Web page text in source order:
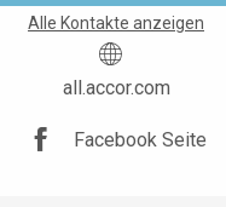
Alle Kontakte anzeigen
all.accor.com
Facebook Seite